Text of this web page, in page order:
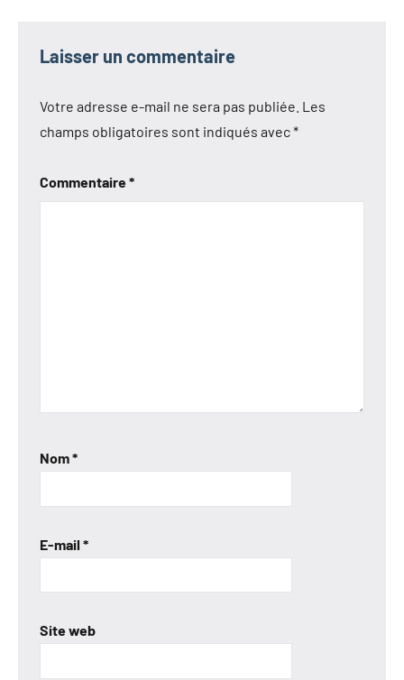
Laisser un commentaire
Votre adresse e-mail ne sera pas publiée. Les
champs obligatoires sont indiqués avec*
Commentaire*
Nom*
E-mail *
Site web